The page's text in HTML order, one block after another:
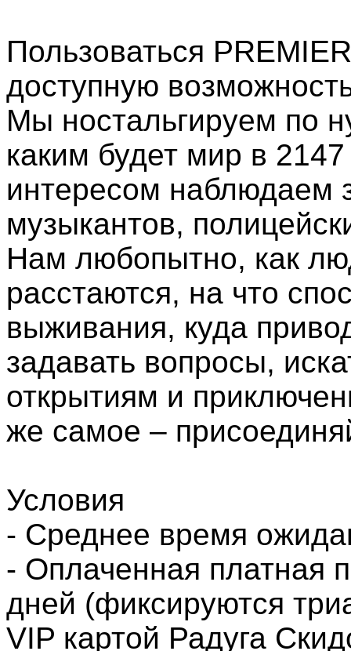
Пользоваться
доступную
Мы ностальгируем по
каким будет мир в
интересом наблюдаем
музыкантов,
Нам любопытно, как
расстаются, на что
выживания, куда
задавать вопросы,
открытиям и
же самое –
Условия
- Среднее время
- Оплаченная платная
дней (фиксируются
VIP картой Радуга